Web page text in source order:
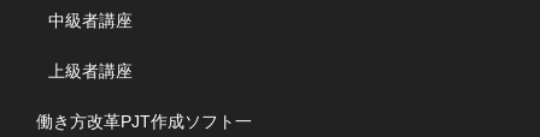
中級者講座
上級者講座
働き方改革PJT作成ソフト一